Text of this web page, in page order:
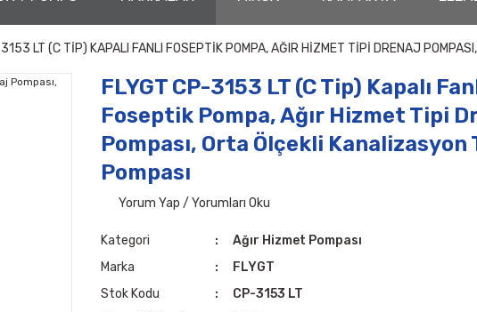
LT (C TIP) KAPALI FANLI FOSEPTIK POMPA, AĞIR HIZMET TIPI DRENAJ
FLYGT CP-3153 LT (C Tip) Kapalı
Foseptik Pompa, Ağır Hizmet Tipi
Pompası, Orta Ölçekli
Pompası
Yorum Yap / Yorumları Oku
Kategori
Ağır Hizmet Pompası
Marka
FLYGT
Stok Kodu
CP-3153 LT